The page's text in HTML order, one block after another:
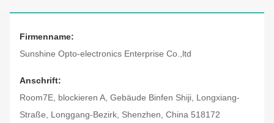
Firmenname:
Sunshine Opto-electronics Enterprise Co.,ltd
Anschrift:
Room7E, blockieren A, Gebäude Binfen Shiji, Longxiang-
Straße, Longgang-Bezirk, Shenzhen, China 518172